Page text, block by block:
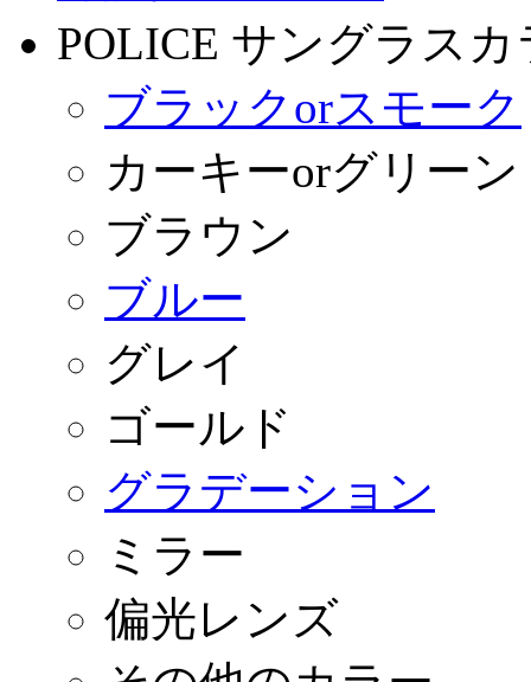
POLICE サングラスカ
ブラックorスモーク
カーキーorグリーン
ブラウン
ブルー
グレイ
ゴールド
グラデーション
ミラー
偏光レンズ